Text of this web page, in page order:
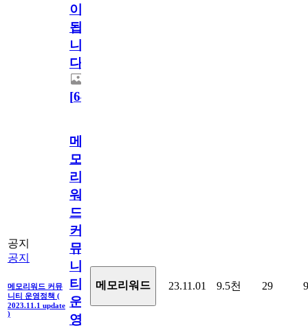
이
됩
니
다.
[64
공지
공지
메모리워드 커뮤
니티 운영정책 (
2023.11.1 update
)
메
모
리
워
드
커
뮤
니
티
운
영
메모리워드 23.11.01 9.5천 29 9